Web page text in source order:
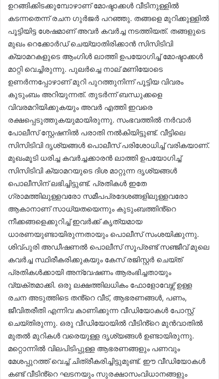
ഉറങ്ങിക്കിടക്കുമ്പോഴാണ് മോഷ്ടാക്കൾ വീടിനുള്ളിൽ
കടന്നതെന്ന് രചന ഗുർജർ പറഞ്ഞു. തങ്ങളെ മുറിക്കുള്ളിൽ
പൂട്ടിയിട്ട ശേഷമാണ് അവർ കവർച്ച നടത്തിയത്. തങ്ങളുടെ
മുഖം റെക്കോർഡ് ചെയ്യാതിരിക്കാൻ സിസിടിവി
ക്യാമറകളുടെ ആംഗിൾ ലാത്തി ഉപയോഗിച്ച് മോഷ്ടാക്കൾ
മാറ്റി വെച്ചിരുന്നു. പുലർച്ചെ നാല് മണിയോടെ
ഉണർന്നപ്പോഴാണ് മുറി പുറത്തുനിന്ന് പൂട്ടിയ വിവരം
കുടുംബം അറിയുന്നത്. തുടർന്ന് ബന്ധുക്കളെ
വിവരമറിയിക്കുകയും അവർ എത്തി ഇവരെ
രക്ഷപ്പെടുത്തുകയുമായിരുന്നു. സംഭവത്തിൽ നർവാർ
പോലീസ് സ്റ്റേഷനിൽ പരാതി നൽകിയിട്ടുണ്ട്. വീട്ടിലെ
സിസിടിവി ദൃശ്യങ്ങൾ പൊലീസ് പരിശോധിച്ച് വരികയാണ്.
മുഖംമൂടി ധരിച്ച കവർച്ചക്കാരൻ ലാത്തി ഉപയോഗിച്ച്
സിസിടിവി ക്യാമറയുടെ ദിശ മാറ്റുന്ന ദൃശ്യങ്ങൾ
പൊലീസിന് ലഭിച്ചിട്ടുണ്ട്. പ്രതികൾ ഇതേ
ഗ്രാമത്തിലുള്ളവരോ സമീപപ്രദേശങ്ങളിലുള്ളവരോ
ആകാനാണ് സാധ്യതയെന്നും കുടുംബത്തിൻ്റെ
നീക്കങ്ങളെക്കുറിച്ച് ഇവർക്ക് കൃത്യമായ
ധാരണയുണ്ടായിരുന്നതായും പൊലീസ് സംശയിക്കുന്നു.
ശിവ്പുരി അഡീഷണൽ പൊലീസ് സൂപ്രണ്ട് സഞ്ജീവ് മുലെ
കവർച്ച സ്ഥിരീകരിക്കുകയും കേസ് രജിസ്റ്റർ ചെയ്ത്
പ്രതികൾക്കായി അന്വേഷണം ആരംഭിച്ചതായും
വ്യക്തമാക്കി. ഒരു ലക്ഷത്തിലധികം ഫോളോവേഴ്സ് ഉള്ള
രചന അടുത്തിടെ തൻ്റെ വീട്, ആഭരണങ്ങൾ, പണം,
ജീവിതരീതി എന്നിവ കാണിക്കുന്ന വീഡിയോകൾ പോസ്റ്റ്
ചെയ്തിരുന്നു. ഒരു വീഡിയോയിൽ വീടിൻ്റെ മുൻവാതിൽ
മുതൽ മുറികൾ വരെയുള്ള ദൃശ്യങ്ങൾ ഉണ്ടായിരുന്നു.
മറ്റൊന്നിൽ വിലപിടിപ്പുള്ള ആഭരണങ്ങളും പണവും
മേശപ്പുറത്ത് വെച്ച് ചിത്രീകരിച്ചിട്ടുമുണ്ട്. ഈ വീഡിയോകൾ
കണ്ട് വീടിൻ്റെ ഘടനയും സുരക്ഷാസംവിധാനങ്ങളും